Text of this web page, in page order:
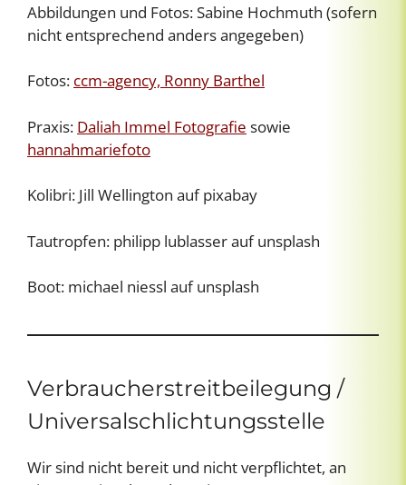
Abbildungen und Fotos: Sabine Hochmuth (sofern
nicht entsprechend anders angegeben)
Fotos: ccm-agency, Ronny Barthel
Praxis: Daliah Immel Fotografie sowie
hannahmariefoto
Kolibri: Jill Wellington auf pixabay
Tautropfen: philipp lublasser auf unsplash
Boot: michael niessl auf unsplash
Verbraucherstreitbeilegung /
Universalschlichtungsstelle
Wir sind nicht bereit und nicht verpflichtet, an